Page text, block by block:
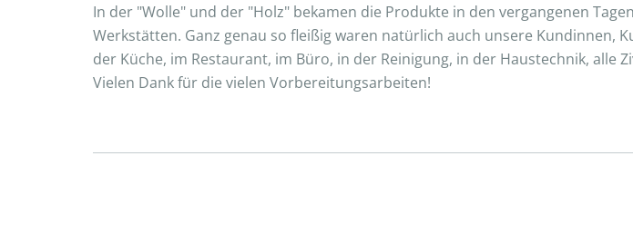
In der "Wolle" und der "Holz" bekamen die Produkte in den vergangenen
Werkstätten. Ganz genau so fleißig waren natürlich auch unsere
der Küche, im Restaurant, im Büro, in der Reinigung, in der Haustechnik, alle
Vielen Dank für die vielen Vorbereitungsarbeiten!